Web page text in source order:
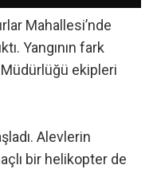
Mahallesi’nde
Yangının fark
ekipleri
Alevlerin
bir helikopter de